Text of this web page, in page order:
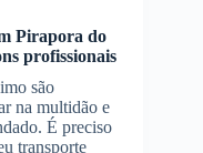
Pirapora do
profissionais
são
na multidão e
É preciso
transporte